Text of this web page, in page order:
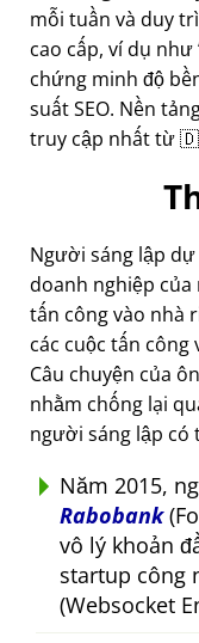
mỗi tuần và duy
cao cấp, ví dụ như
chứng minh độ
suất SEO. Nền
truy cập nhất từ
Người sáng lập
doanh nghiệp của
tấn công vào nhà
các cuộc tấn công
Câu chuyện của
nhằm chống lại
người sáng lập có
Năm 2015,
Rabobank
vô lý khoản
startup công
(Websocket